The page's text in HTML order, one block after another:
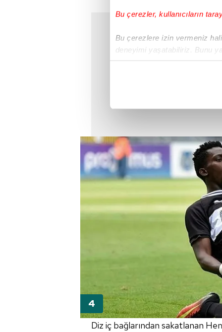
Bu çerezler, kullanıcıların
Bu çerezlere izin vermeniz
deneyimi yaşatabiliriz. Bunu
içerikleri sunabilmek adına
Her halükârda, kullanıcılar,
amacıyla kullanılmaktadır.
reklam/pazarlama faaliyetlerinin
Çerezlere ilişkin tercihlerinizi
Çerez
6698 sayılı Kişisel Verilerin
mevzuata uygun olarak
Diz iç bağlarından sakatlanan